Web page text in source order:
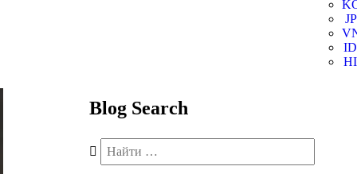
JP
ID
HI
Blog Search